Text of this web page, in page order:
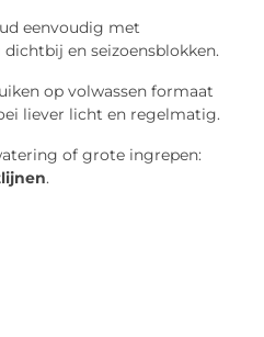
eenvoudig met
en seizoensblokken.
op volwassen formaat
liever licht en regelmatig.
of grote ingrepen:
.